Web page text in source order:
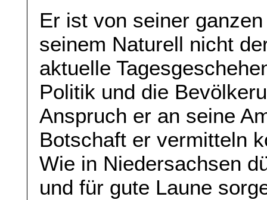
Er ist von seiner
seinem Naturell nicht
aktuelle
Politik und die
Anspruch er an seine
Botschaft er vermitteln
Wie in Niedersachsen
und für gute Laune